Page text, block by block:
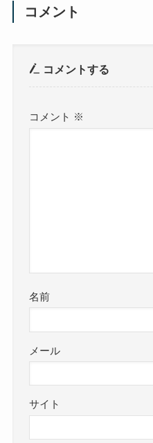
コメント
コメントする
コメント ※
名前
メール
サイト